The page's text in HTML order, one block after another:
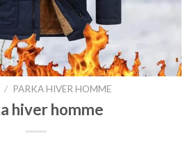
/ PARKA HIVER HOMME
hiver homme